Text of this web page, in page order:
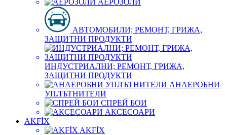
АЕРОЗОЛИ
АВТОМОБИЛИ; РЕМОНТ, ГРИЖА,
ЗАЩИТНИ ПРОДУКТИ
ИНДУСТРИАЛНИ; РЕМОНТ, ГРИЖА,
ЗАЩИТНИ ПРОДУКТИ
АНАЕРОБНИ
УПЛЪТНИТЕЛИ
СПРЕЙ БОИ
АКСЕСОАРИ
AKFİX
AKFİX